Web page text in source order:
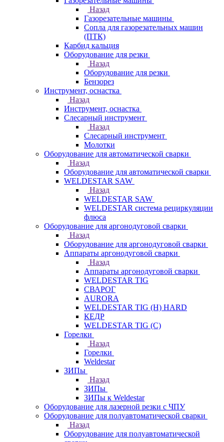
Назад
Газорезательные машины
Сопла для газорезательных машин
(ПТК)
Карбид кальция
Оборудование для резки
Назад
Оборудование для резки
Бензорез
Инструмент, оснастка
Назад
Инструмент, оснастка
Слесарный инструмент
Назад
Слесарный инструмент
Молотки
Оборудование для автоматической сварки
Назад
Оборудование для автоматической сварки
WELDESTAR SAW
Назад
WELDESTAR SAW
WELDESTAR система рециркуляции
флюса
Оборудование для аргонодуговой сварки
Назад
Оборудование для аргонодуговой сварки
Аппараты аргонодуговой сварки
Назад
Аппараты аргонодуговой сварки
WELDESTAR TIG
СВАРОГ
AURORA
WELDESTAR TIG (H) HARD
КЕДР
WELDESTAR TIG (С)
Горелки
Назад
Горелки
Weldestar
ЗИПы
Назад
ЗИПы
ЗИПы к Weldestar
Оборудование для лазерной резки с ЧПУ
Оборудование для полуавтоматической сварки
Назад
Оборудование для полуавтоматической